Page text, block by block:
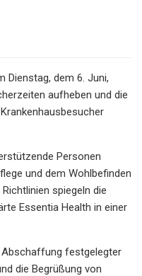
Dienstag, dem 6. Juni,
aufheben und die
Personen
und dem Wohlbefinden
spiegeln die
Essentia Health in einer
Abschaffung festgelegter
die Begrüßung von